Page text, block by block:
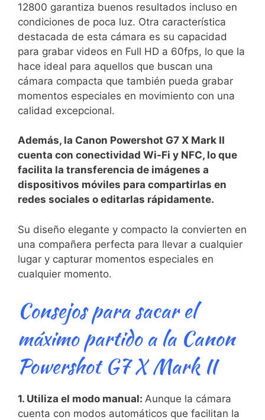
⁢12800 garantiza buenos resultados incluso en
condiciones de⁣ poca luz. Otra ​característica
destacada de esta⁣ cámara es⁣ su capacidad
para grabar videos en ‍Full HD a 60fps, lo que la‌
hace ideal para aquellos que ⁣buscan una
cámara ⁢compacta​ que también ​pueda grabar⁤
momentos especiales en⁢ movimiento con una
calidad excepcional.
Además, la Canon Powershot⁤ G7 X Mark II
cuenta ‍con ⁤conectividad Wi-Fi y NFC, lo que
facilita la‍ transferencia de imágenes a⁢
dispositivos móviles para ‌compartirlas en
redes sociales o editarlas rápidamente.
Su⁢ diseño elegante y compacto la ⁢convierten ‌en
una compañera perfecta para⁢ llevar a⁣ cualquier
lugar⁤ y capturar momentos especiales en
cualquier momento.
Consejos​ para sacar el
máximo‍ partido a la Canon
Powershot G7 X Mark II
1. Utiliza el modo⁣ manual: Aunque la cámara
cuenta con modos automáticos que facilitan la⁤